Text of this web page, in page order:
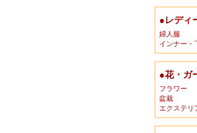
●レディ
婦人服
インナー
●花・ガ
フラワー
盆栽
エクステリ